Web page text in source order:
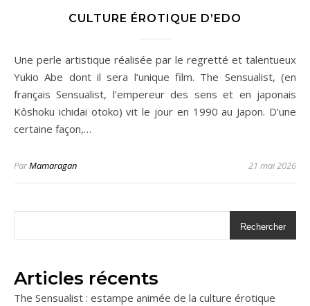
CULTURE ÉROTIQUE D’EDO
Une perle artistique réalisée par le regretté et talentueux
Yukio Abe dont il sera l’unique film. The Sensualist, (en
français Sensualist, l’empereur des sens et en japonais
Kôshoku ichidai otoko) vit le jour en 1990 au Japon. D’une
certaine façon,…
ParMamaragan 21 mai 2026
Rechercher
Articles récents
The Sensualist : estampe animée de la culture érotique